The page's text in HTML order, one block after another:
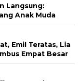
Langsung:
Anak Muda
Emil Teratas, Lia
Empat Besar